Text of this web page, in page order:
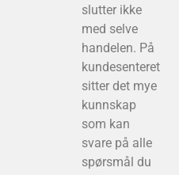
slutter ikke
med selve
handelen. På
kundesenteret
sitter det mye
kunnskap
som kan
svare på alle
spørsmål du